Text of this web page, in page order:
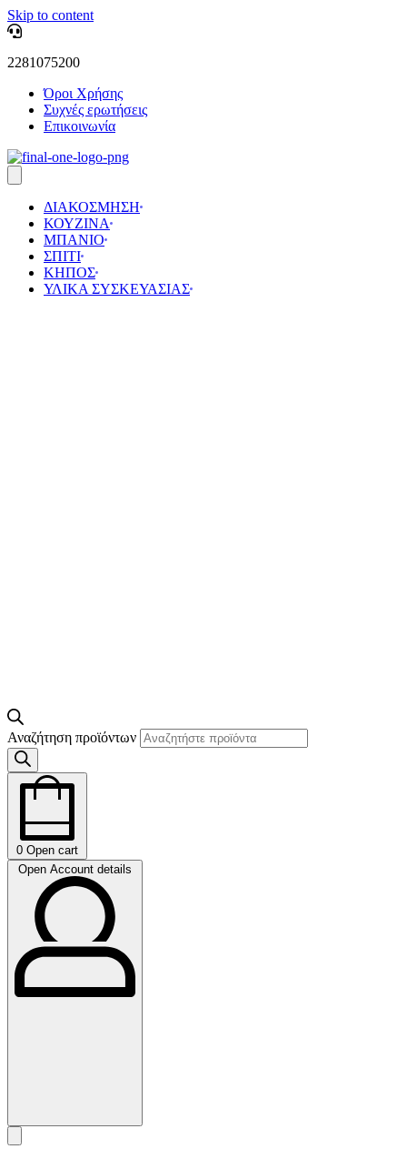
Skip to content
2281075200
Όροι Χρήσης
Συχνές ερωτήσεις
Επικοινωνία
ΔΙΑΚΟΣΜΗΣΗ
ΚΟΥΖΙΝΑ
ΜΠΑΝΙΟ
ΣΠΙΤΙ
ΚΗΠΟΣ
ΥΛΙΚΑ ΣΥΣΚΕΥΑΣΙΑΣ
Αναζήτηση προϊόντων
0 Open cart
Open Account details